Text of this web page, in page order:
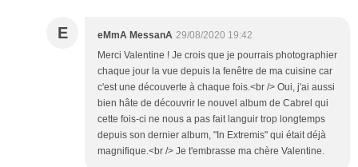
E eMmA MessanA 29/08/2020 19:42
Merci Valentine ! Je crois que je pourrais photographier
chaque jour la vue depuis la fenêtre de ma cuisine car
c'est une découverte à chaque fois.<br /> Oui, j'ai aussi
bien hâte de découvrir le nouvel album de Cabrel qui
cette fois-ci ne nous a pas fait languir trop longtemps
depuis son dernier album, "In Extremis" qui était déjà
magnifique.<br /> Je t'embrasse ma chère Valentine.